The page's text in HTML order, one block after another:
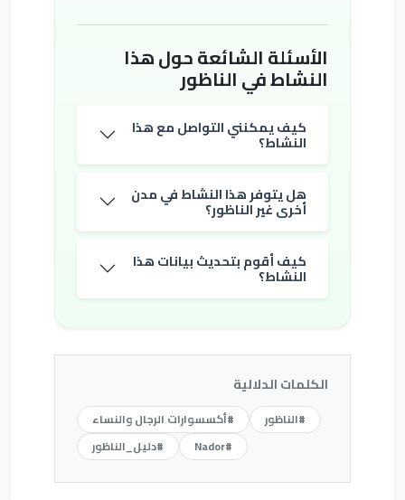
الأسئلة الشائعة حول هذا
النشاط في الناظور
كيف يمكنني التواصل مع هذا
النشاط؟
هل يتوفر هذا النشاط في مدن
أخرى غير الناظور؟
كيف أقوم بتحديث بيانات هذا
النشاط؟
الكلمات الدلالية
#الناظور
#أكسسوارات الرجال والنساء
#Nador
#دليل_الناظور